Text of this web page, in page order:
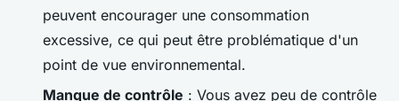
peuvent encourager une consommation
excessive, ce qui peut être problématique d'un
point de vue environnemental.
Manque de contrôle : Vous avez peu de contrôle